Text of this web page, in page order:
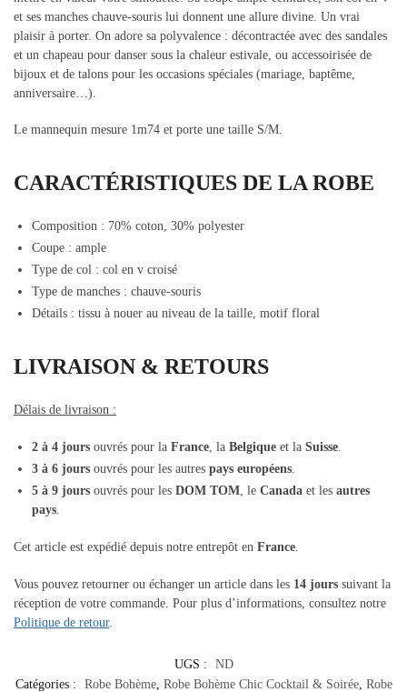
et ses manches chauve-souris lui donnent une allure divine. Un vrai
plaisir à porter. On adore sa polyvalence : décontractée avec des sandales
et un chapeau pour danser sous la chaleur estivale, ou accessoirisée de
bijoux et de talons pour les occasions spéciales (mariage, baptême,
anniversaire…).
Le mannequin mesure 1m74 et porte une taille S/M.
CARACTÉRISTIQUES DE LA ROBE
Composition : 70% coton, 30% polyester
Coupe : ample
Type de col : col en v croisé
Type de manches : chauve-souris
Détails : tissu à nouer au niveau de la taille, motif floral
LIVRAISON & RETOURS
Délais de livraison :
2 à 4 jours ouvrés pour la France, la Belgique et la Suisse.
3 à 6 jours ouvrés pour les autres pays européens.
5 à 9 jours ouvrés pour les DOM TOM, le Canada et les autres
pays.
Cet article est expédié depuis notre entrepôt en France
Vous pouvez retourner ou échanger un article dans les 14 jours suivant la
réception de votre commande. Pour plus d’informations, consultez notre
Politique de retour.
UGS :
ND
Catégories :
Robe Bohème, Robe Bohème Chic Cocktail & Soirée, Robe